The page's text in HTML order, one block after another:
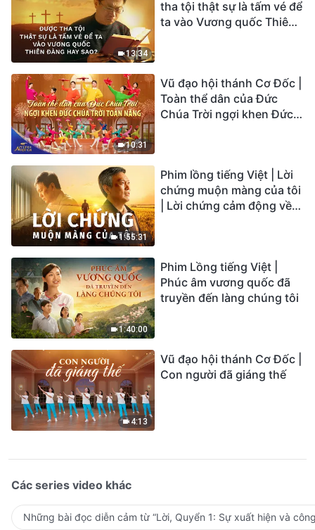
13:34
tha tội thật sự là tấm vé để
ta vào Vương quốc Thiên
10:31
Vũ đạo hội thánh Cơ Đốc |
Toàn thể dân của Đức
Chúa Trời ngợi khen Đức
1:55:31
Phim lồng tiếng Việt | Lời
chứng muộn màng của tôi
| Lời chứng cảm động về
1:40:00
Phim Lồng tiếng Việt |
Phúc âm vương quốc đã
truyền đến làng chúng tôi
4:13
Vũ đạo hội thánh Cơ Đốc |
Con người đã giáng thế
Các series video khác
Những bài đọc diễn cảm từ “Lời, Quyển 1: Sự xuất hiện và